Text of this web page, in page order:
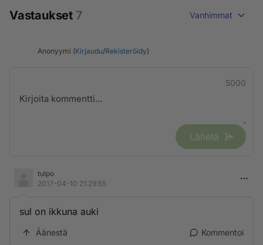
Vastaukset 7 Vanhimmat
Anonyymi (Kirjaudu/Rekisteröidy)
5000
Lähetä
tulpo
2017-04-10 21:29:55
sul on ikkuna auki
Äänestä Kommentoi